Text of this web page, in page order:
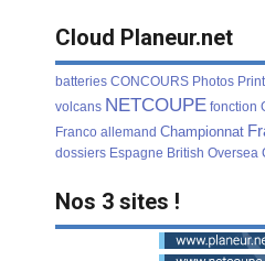
Cloud Planeur.net
batteries CONCOURS Photos
volcans NETCOUPE fonction
Franco allemand Championnat
dossiers Espagne British Oversea
Nos 3 sites !